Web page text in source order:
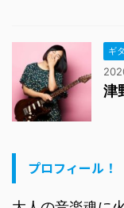
ギ
津
プロフィール！